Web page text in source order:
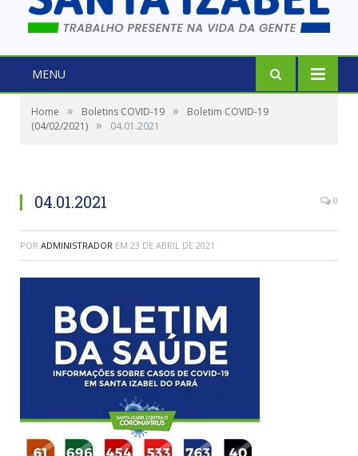
MENU
Home » Boletins COVID-19 »
Boletim COVID-19
(04/02/2021) » 04.01.2021
04.01.2021 0
POR ADMINISTRADOR EM 23 DE ABRIL DE 2021